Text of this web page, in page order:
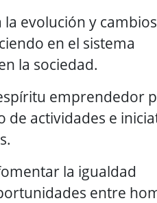
la evolución y
en el sistema
la sociedad.
emprendedor
de actividades e
la igualdad
entre